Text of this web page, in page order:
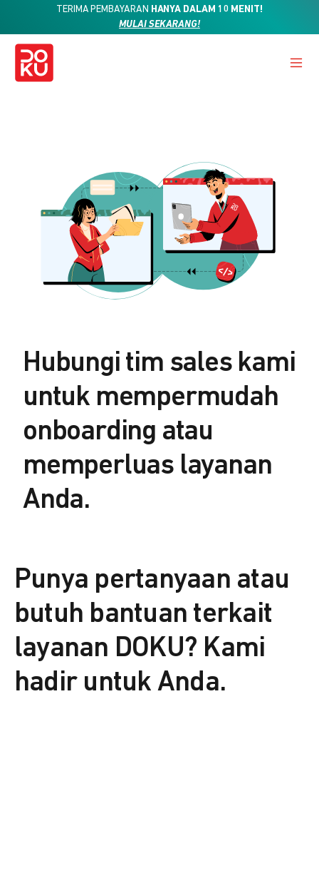
TERIMA PEMBAYARAN HANYA DALAM 10 MENIT!
MULAI SEKARANG!
Hubungi tim sales kami
untuk mempermudah
onboarding atau
memperluas layanan
Anda.
Punya pertanyaan atau
butuh bantuan terkait
layanan DOKU? Kami
hadir untuk Anda.